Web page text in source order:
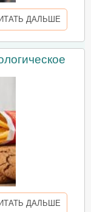
ДАЛЬШЕ
ДАЛЬШЕ